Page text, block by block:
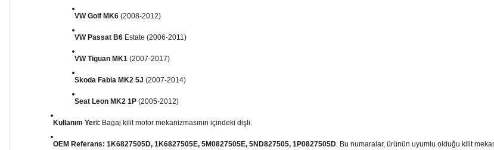
VW Golf MK6 (2008-2012)
VW Passat B6 Estate (2006-2011)
VW Tiguan MK1 (2007-2017)
Skoda Fabia MK2 5J (2007-2014)
Seat Leon MK2 1P (2005-2012)
Kullanım Yeri: Bagaj kilit motor mekanizmasının içindeki dişli.
OEM Referans: 1K6827505D, 1K6827505E, 5M0827505E, 5ND827505, 1P0827505D. Bu numaralar, ürünün uyumlu olduğu kilit